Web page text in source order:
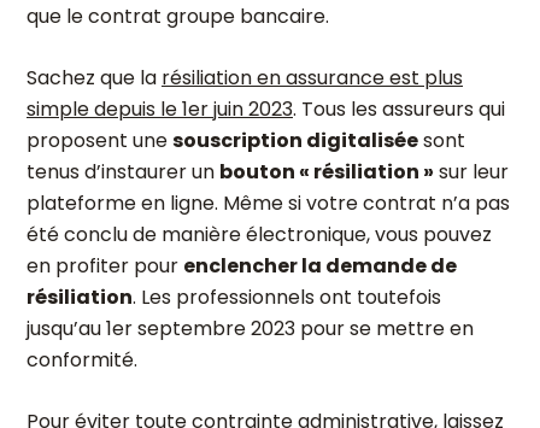
que le contrat groupe bancaire.
Sachez que la résiliation en assurance est plus
simple depuis le 1erjuin 2023. Tous les assureurs qui
proposent unesouscription digitaliséesont
tenus d’instaurer un bouton « résiliation » sur leur
plateforme en ligne. Même si votre contrat n’a pas
été conclu de manière électronique, vous pouvez
en profiter pour enclencher la demande de
résiliation. Les professionnels ont toutefois
jusqu’au 1erseptembre 2023 pour se mettre en
conformité.
Pour éviter toute contrainte administrative, laissez